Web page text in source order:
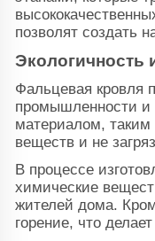
позволят создать
Экологичность
Фальцевая кровля
промышленности и
материалом,
веществ и не
В процессе
химические
жителей дома.
горение, что